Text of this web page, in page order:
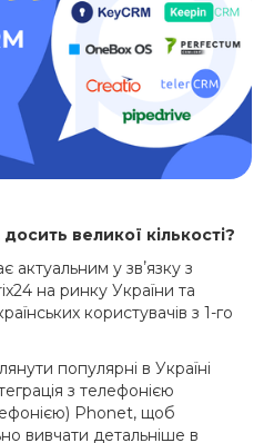
великої кількості?
у звʼязку з
на ринку України та
користувачів з 1-го
популярні в Україні
з телефонією
Phonet, щоб
вивчати детальніше в